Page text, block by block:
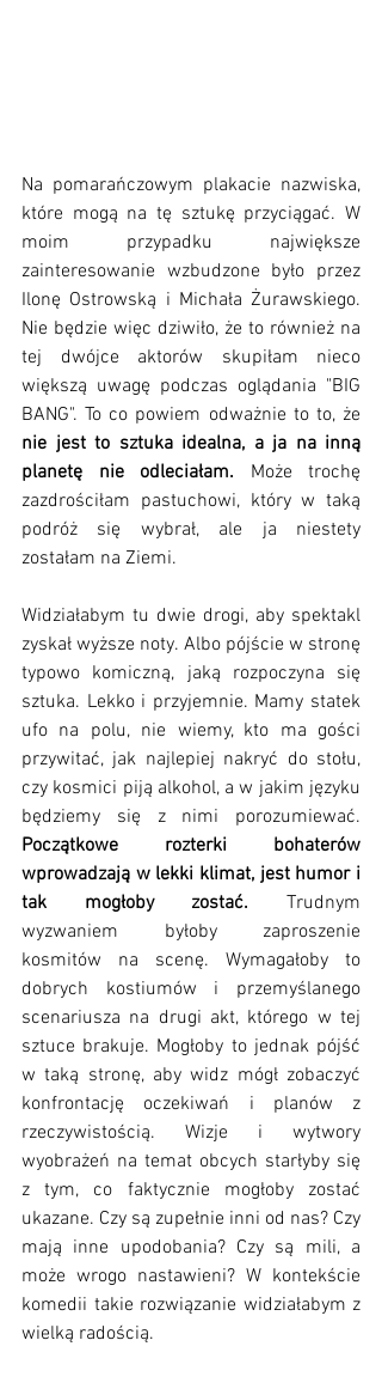
Na pomarańczowym plakacie nazwiska,
które mogą na tę sztukę przyciągać. W
moim przypadku największe
zainteresowanie wzbudzone było przez
Ilonę Ostrowską i Michała Żurawskiego.
Nie będzie więc dziwiło, że to również na
tej dwójce aktorów skupiłam nieco
większą uwagę podczas oglądania "BIG
BANG". To co powiem odważnie to to, że
nie jest to sztuka idealna, a ja na inną
planetę nie odleciałam. Może trochę
zazdrościłam pastuchowi, który w taką
podróż się wybrał, ale ja niestety
zostałam na Ziemi.
Widziałabym tu dwie drogi, aby spektakl
zyskał wyższe noty. Albo pójście w stronę
typowo komiczną, jaką rozpoczyna się
sztuka. Lekko i przyjemnie. Mamy statek
ufo na polu, nie wiemy, kto ma gości
przywitać, jak najlepiej nakryć do stołu,
czy kosmici piją alkohol, a w jakim języku
Początkowe rozterki bohaterów
wprowadzają w lekki klimat, jest humor i
tak mogłoby zostać. Trudnym
wyzwaniem byłoby zaproszenie
kosmitów na scenę. Wymagałoby to
dobrych kostiumów i przemyślanego
scenariusza na drugi akt, którego w tej
sztuce brakuje. Mogłoby to jednak pójść
w taką stronę, aby widz mógł zobaczyć
konfrontację oczekiwań i planów z
rzeczywistością. Wizje i wytwory
wyobrażeń na temat obcych starłyby się
z tym, co faktycznie mogłoby zostać
ukazane. Czy są zupełnie inni od nas? Czy
mają inne upodobania? Czy są mili, a
może wrogo nastawieni? W kontekście
komedii takie rozwiązanie widziałabym z
wielką radością.